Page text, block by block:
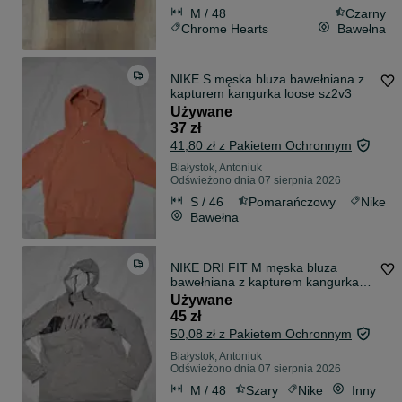
M / 48
Czarny
Chrome Hearts
Bawełna
NIKE S męska bluza bawełniana z
kapturem kangurka loose sz2v3
Używane
37 zł
41,80 zł z Pakietem Ochronnym
Białystok, Antoniuk
Odświeżono dnia 07 sierpnia 2026
S / 46 Pomarańczowy
Nike
Bawełna
NIKE DRI FIT M męska bluza
bawełniana z kapturem kangurka
sz2v3
Używane
45 zł
50,08 zł z Pakietem Ochronnym
Białystok, Antoniuk
Odświeżono dnia 07 sierpnia 2026
M / 48 Szary Nike Inny